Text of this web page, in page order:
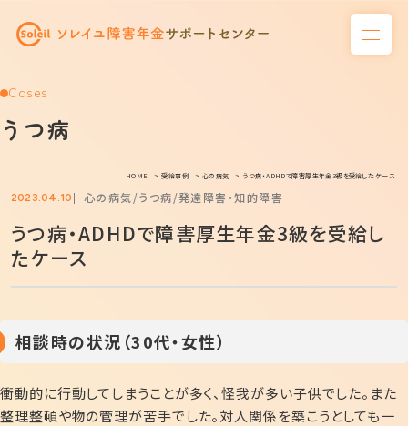
Cases
うつ病
HOME 受給事例 心の病気 うつ病・ADHDで障害厚生年金3級を受給したケース
2023.04.10 心の病気 うつ病 発達障害・知的障害
うつ病・ADHDで障害厚生年金3級を受給し
たケース
相談時の状況（30代・女性）
衝動的に行動してしまうことが多く、怪我が多い子供でした。また
整理整頓や物の管理が苦手でした。対人関係を築こうとしても一